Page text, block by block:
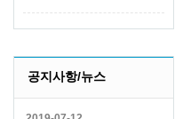
공지사항/뉴스